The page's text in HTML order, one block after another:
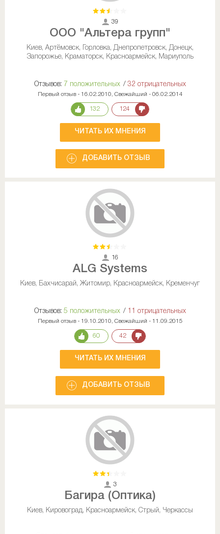
39
ООО "Альтера групп"
Киев, Артёмовск, Горловка, Днепропетровск, Донецк,
Запорожье, Краматорск, Красноармейск, Мариуполь
Отзывов: 7 положительных / 32 отрицательных
Первый отзыв - 16.02.2010, Свежайший - 06.02.2014
132 124
ЧИТАТЬ ИХ МНЕНИЯ
ДОБАВИТЬ ОТЗЫВ
16
ALG Systems
Киев, Бахчисарай, Житомир, Красноармейск, Кременчуг
Отзывов: 5 положительных / 11 отрицательных
Первый отзыв - 19.10.2010, Свежайший - 11.09.2015
60 42
ЧИТАТЬ ИХ МНЕНИЯ
ДОБАВИТЬ ОТЗЫВ
3
Багира (Оптика)
Киев, Кировоград, Красноармейск, Стрый, Черкассы